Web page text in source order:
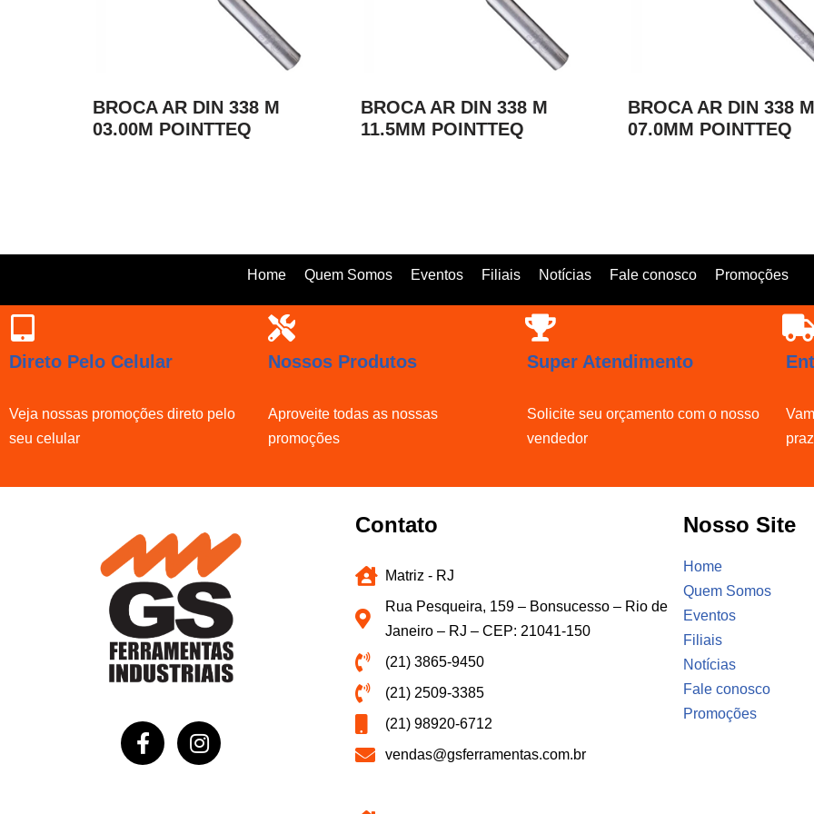
BROCA AR DIN 338 M
03.00M POINTTEQ
BROCA AR DIN 338 M
11.5MM POINTTEQ
BROCA AR DIN 338 M
07.0MM POINTTEQ
Home Quem Somos Eventos Filiais Notícias Fale conosco Promoções
Direto Pelo Celular
Veja nossas promoções direto pelo
seu celular
Nossos Produtos
Aproveite todas as nossas
promoções
Super Atendimento
Solicite seu orçamento com o nosso
vendedor
Contato
Matriz - RJ
Rua Pesqueira, 159 – Bonsucesso – Rio de
Janeiro – RJ – CEP: 21041-150
(21) 3865-9450
(21) 2509-3385
(21) 98920-6712
vendas@gsferramentas.com.br
Nosso Site
Home
Quem Somos
Eventos
Filiais
Notícias
Fale conosco
Promoções